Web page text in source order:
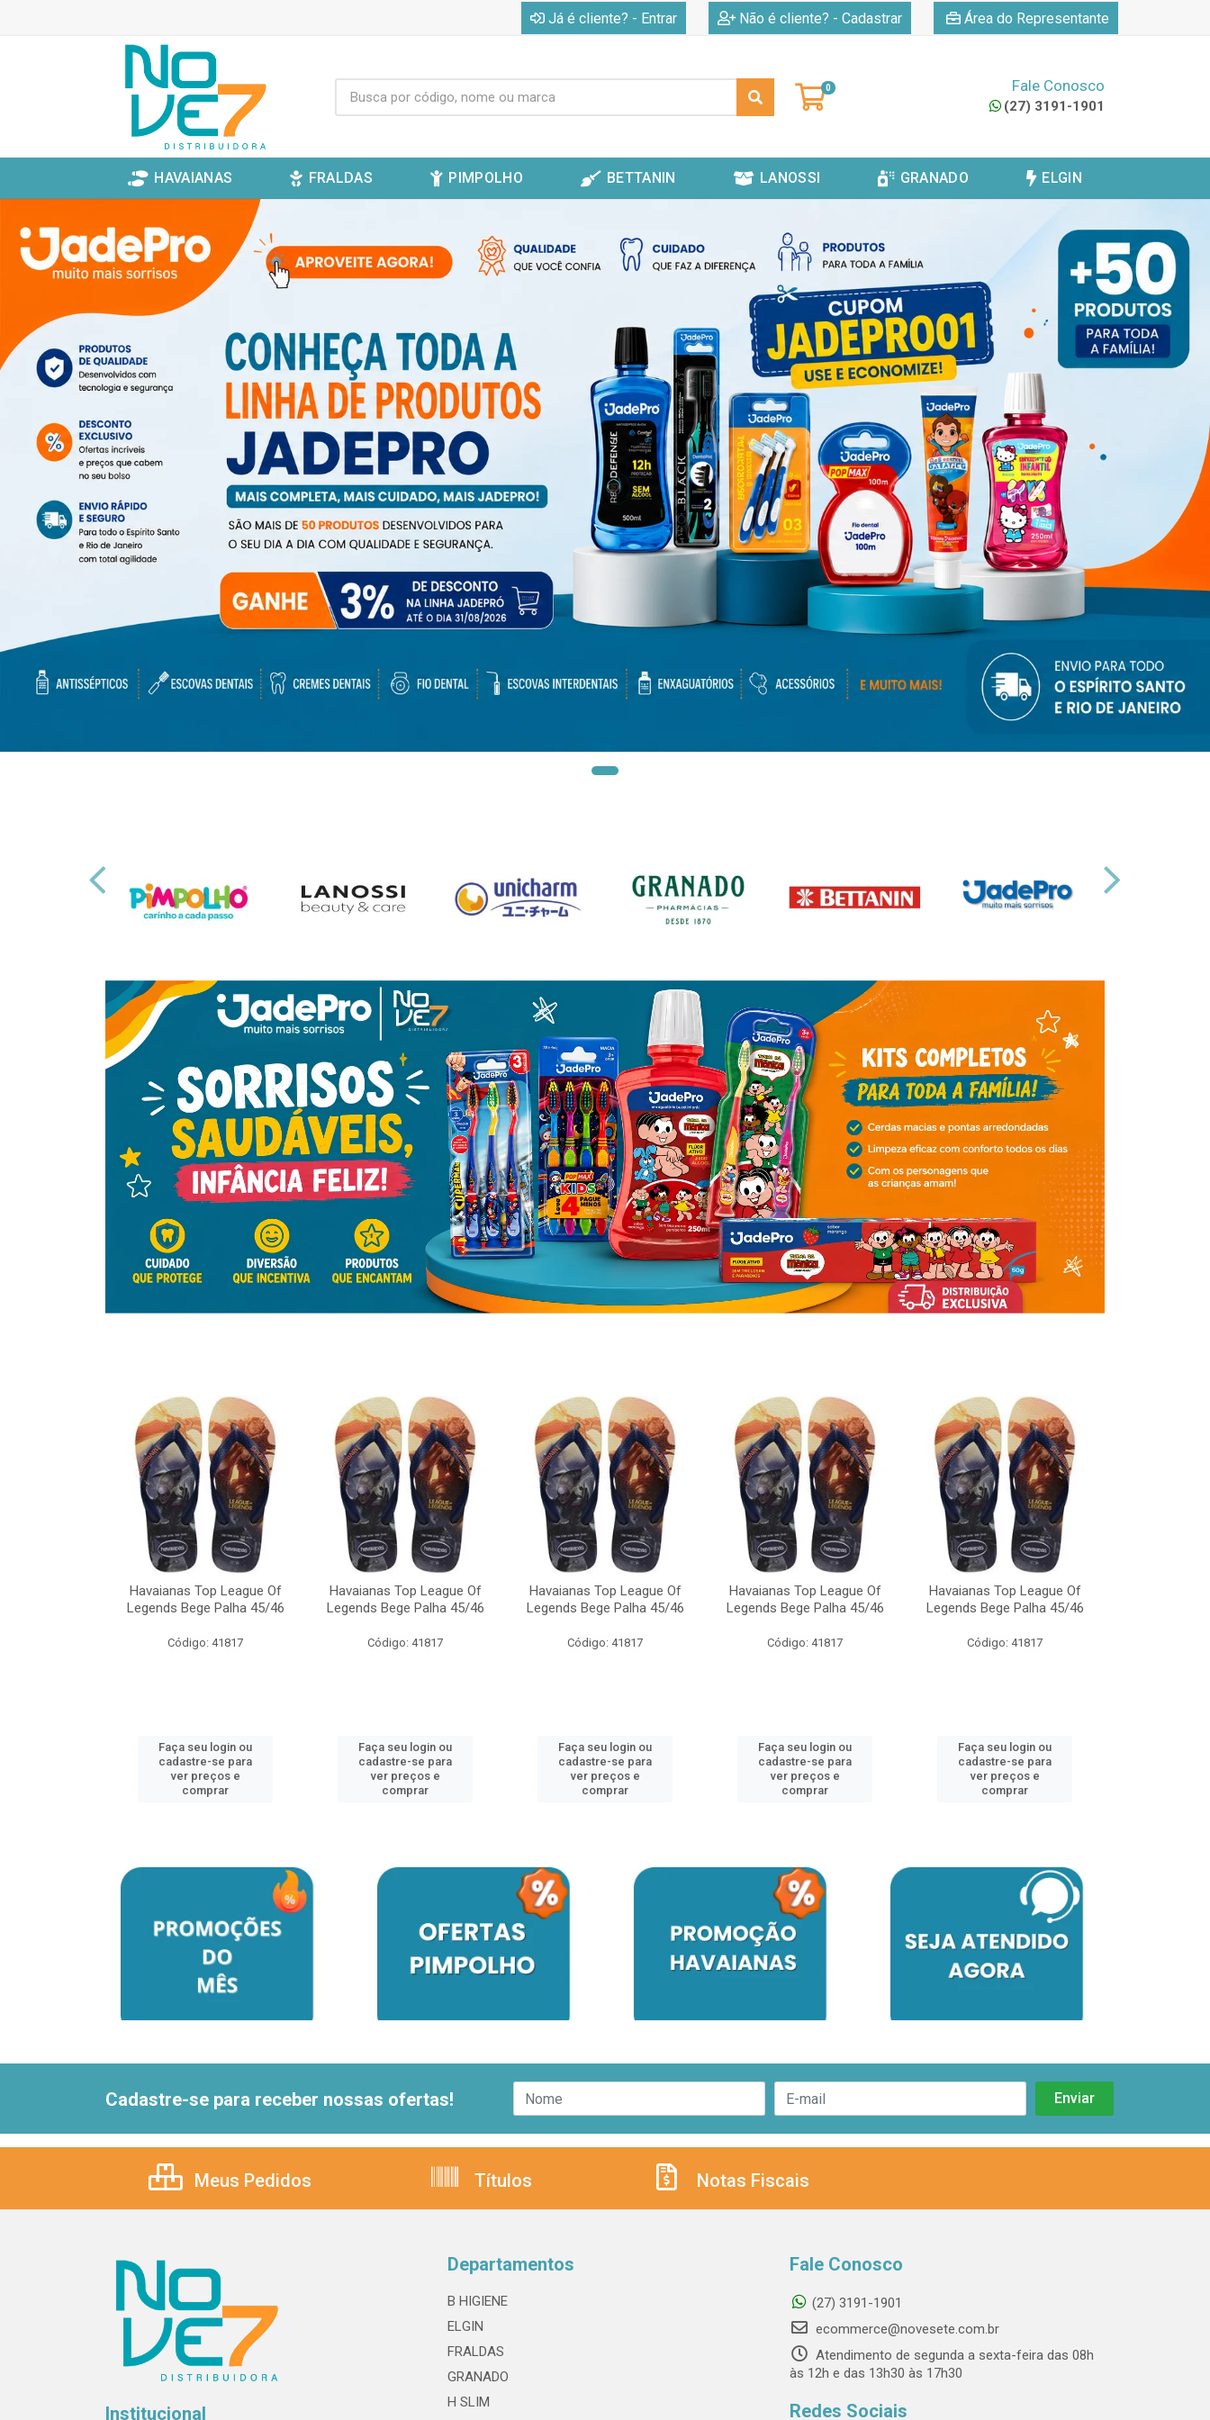
Já é cliente? - Entrar Não é cliente? - Cadastrar Área do Representante
0 Fale Conosco
(27) 3191-1901
HAVAIANAS FRALDAS PIMPOLHO BETTANIN LANOSSI GRANADO ELGIN
Havaianas Top League Of
Legends Bege Palha 45/46
Código: 41817
Faça seu login ou
cadastre-se para
ver preços e
comprar
Havaianas Top League Of
Legends Bege Palha 45/46
Código: 41817
Faça seu login ou
cadastre-se para
ver preços e
comprar
Havaianas Top League Of
Legends Bege Palha 45/46
Código: 41817
Faça seu login ou
cadastre-se para
ver preços e
comprar
Havaianas Top League Of
Legends Bege Palha 45/46
Código: 41817
Faça seu login ou
cadastre-se para
ver preços e
comprar
Havaianas Top League Of
Legends Bege Palha 45/46
Código: 41817
Faça seu login ou
cadastre-se para
ver preços e
comprar
Cadastre-se para receber nossas ofertas!
Meus Pedidos Títulos Notas Fiscais
Institucional
Departamentos
B HIGIENE
ELGIN
FRALDAS
GRANADO
H SLIM
Fale Conosco
(27) 3191-1901
ecommerce@novesete.com.br
Atendimento de segunda a sexta-feira das 08h
às 12h e das 13h30 às 17h30
Redes Sociais